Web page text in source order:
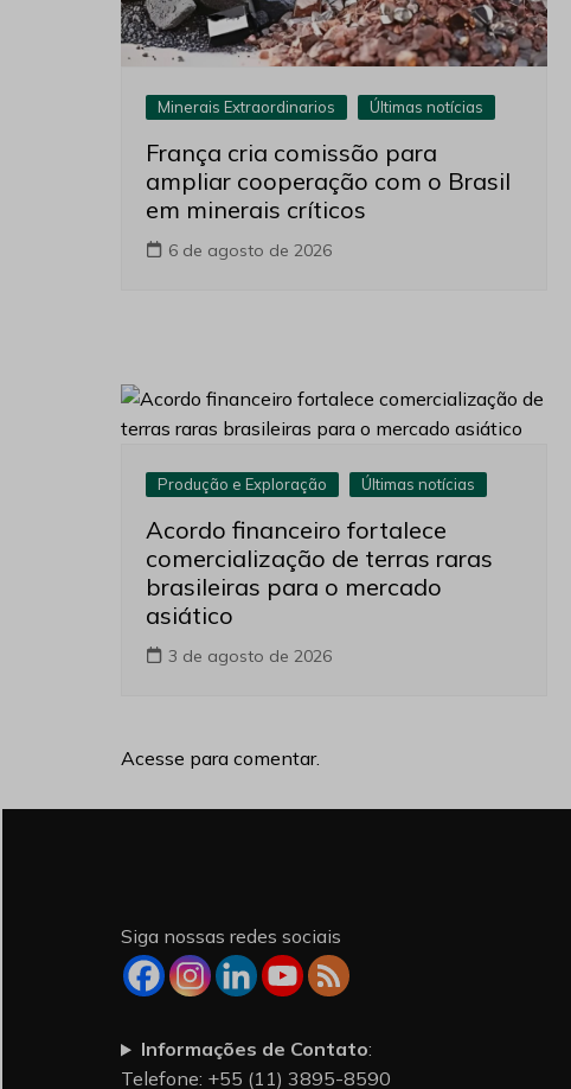
Minerais Extraordinarios Últimas notícias
França cria comissão para
ampliar cooperação com o Brasil
em minerais críticos
6 de agosto de 2026
Produção e Exploração Últimas notícias
Acordo financeiro fortalece
comercialização de terras raras
brasileiras para o mercado
asiático
3 de agosto de 2026
Acesse para comentar.
Siga nossas redes sociais
Informações de Contato:
Telefone: +55 (11) 3895-8590